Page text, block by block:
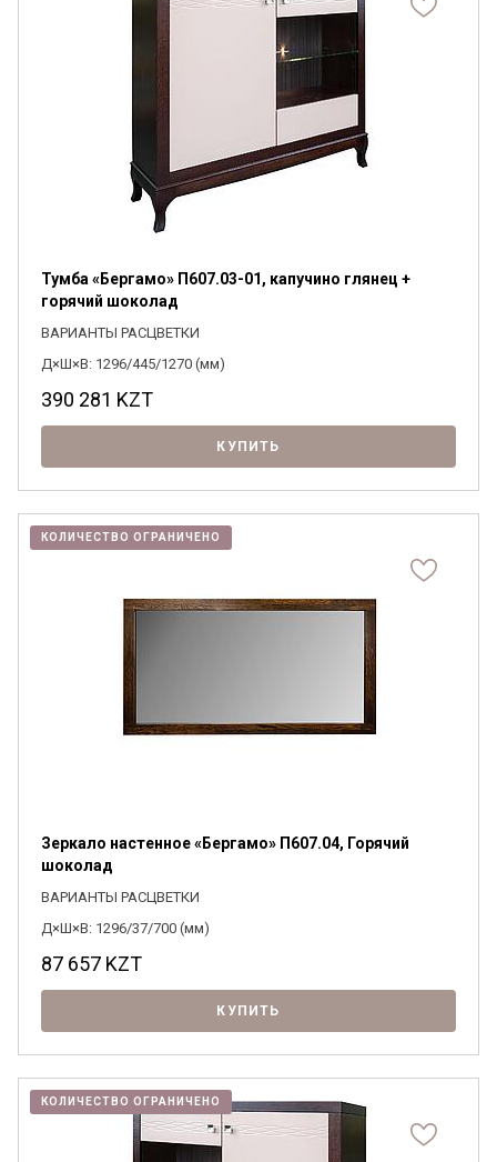
Тумба «Бергамо» П607.03-01, капучино глянец +
горячий шоколад
ВАРИАНТЫ РАСЦВЕТКИ
Д×Ш×В: 1296/445/1270 (мм)
390 281 KZT
КУПИТЬ
КОЛИЧЕСТВО ОГРАНИЧЕНО
Зеркало настенное «Бергамо» П607.04, Горячий
шоколад
ВАРИАНТЫ РАСЦВЕТКИ
Д×Ш×В: 1296/37/700 (мм)
87 657 KZT
КУПИТЬ
КОЛИЧЕСТВО ОГРАНИЧЕНО